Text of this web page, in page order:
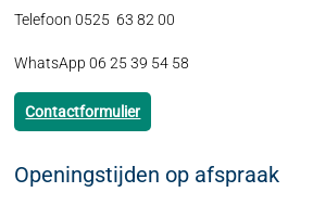
Telefoon 0525 63 82 00
WhatsApp 06 25 39 54 58
Contactformulier
Openingstijden op afspraak